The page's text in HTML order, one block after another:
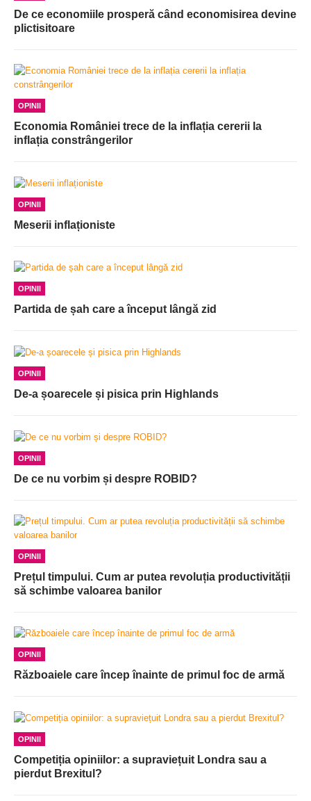
De ce economiile prosperă când economisirea devine
plictisitoare
OPINII
Economia României trece de la inflația cererii la
inflația constrângerilor
OPINII
Meserii inflaționiste
OPINII
Partida de șah care a început lângă zid
OPINII
De-a șoarecele și pisica prin Highlands
OPINII
De ce nu vorbim și despre ROBID?
OPINII
Prețul timpului. Cum ar putea revoluția productivității
să schimbe valoarea banilor
OPINII
Războaiele care încep înainte de primul foc de armă
OPINII
Competiția opiniilor: a supraviețuit Londra sau a
pierdut Brexitul?